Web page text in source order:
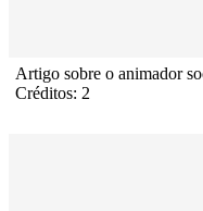
Artigo sobre o animador
Créditos: 2